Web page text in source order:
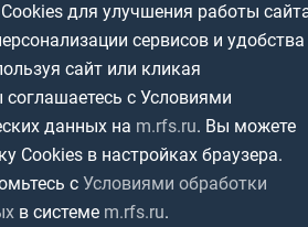
Спортшколы
Дети
Ветераны
Спортсмены с ОВЗ
Горячая линия
информация
персональных данных
информации
версия сайта
для улучшения работы
сервисов и удобства
сайт или кликая
соглашаетесь с Условиями
данных на m.rfs.ru. Вы можете
Cookies в настройках браузера.
с Условиями обработки
в системе m.rfs.ru.